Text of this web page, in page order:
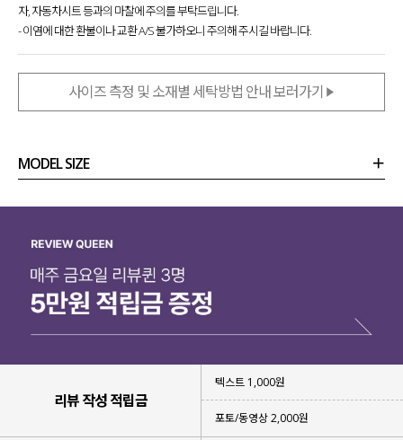
자, 자동차시트 등과의 마찰에 주의를 부탁드립니다.
- 이염에 대한 환불이나 교환 A/S 불가하오니 주의해 주시길 바랍니다.
사이즈 측정 및 소재별 세탁방법 안내 보러가기
MODEL SIZE
리뷰 작성 적립금
텍스트 1,000원
포토/동영상 2,000원